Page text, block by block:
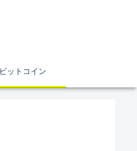
ビットコイン